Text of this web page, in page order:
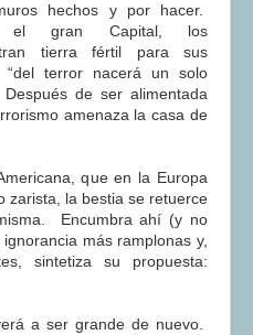
hechos y por hacer.
el gran Capital, los
tierra fértil para sus
“del terror nacerá un solo
de ser alimentada
amenaza la casa de
que en la Europa
zarista, la bestia se retuerce
Encumbra ahí (y no
más ramplonas y,
sintetiza su propuesta:
a ser grande de nuevo.